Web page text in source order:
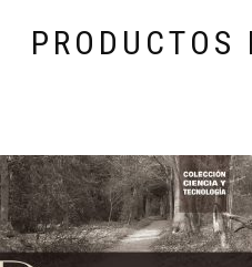
PRODUCTOS